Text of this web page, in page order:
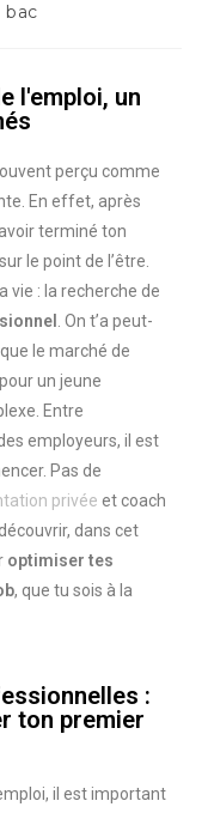
bac
l'emploi, un
perçu comme
En effet, après
terminé ton
le point de l’être.
vie : la recherche de
. On t’a peut-
le marché de
un jeune
Entre
employeurs, il est
Pas de
privée et coach
dans cet
optimiser tes
, que tu sois à la
:
ton premier
il est important